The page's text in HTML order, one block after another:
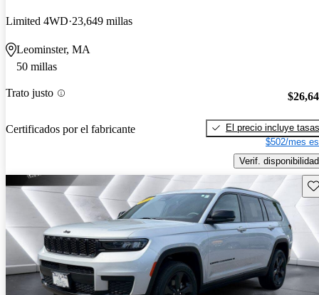
Limited 4WD 23,649 millas
Leominster, MA
50 millas
Trato justo
Certificados por el fabricante
El precio incluye tasas
$502/mes
Verif. disponibilidad